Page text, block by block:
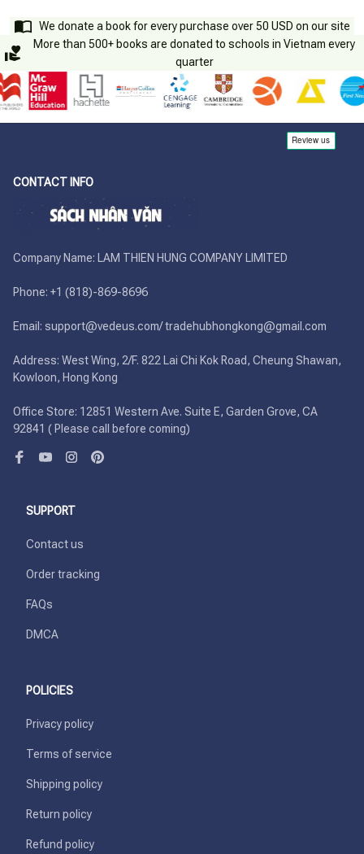
We donate a book for every purchase over 50 USD on our site
More than 500+ books are donated to schools in Vietnam every
quarter
CONTACT INFO
Company Name: LAM THIEN HUNG COMPANY LIMITED
Phone: +1 (818)-869-8696
Email: support@vedeus.com/ tradehubhongkong@gmail.com
Address: West Wing, 2/F. 822 Lai Chi Kok Road, Cheung Shawan,
Kowloon, Hong Kong
Office Store: 12851 Western Ave. Suite E, Garden Grove, CA
92841 ( Please call before coming)
SUPPORT
Contact us
Order tracking
FAQs
DMCA
POLICIES
Privacy policy
Terms of service
Shipping policy
Return policy
Refund policy